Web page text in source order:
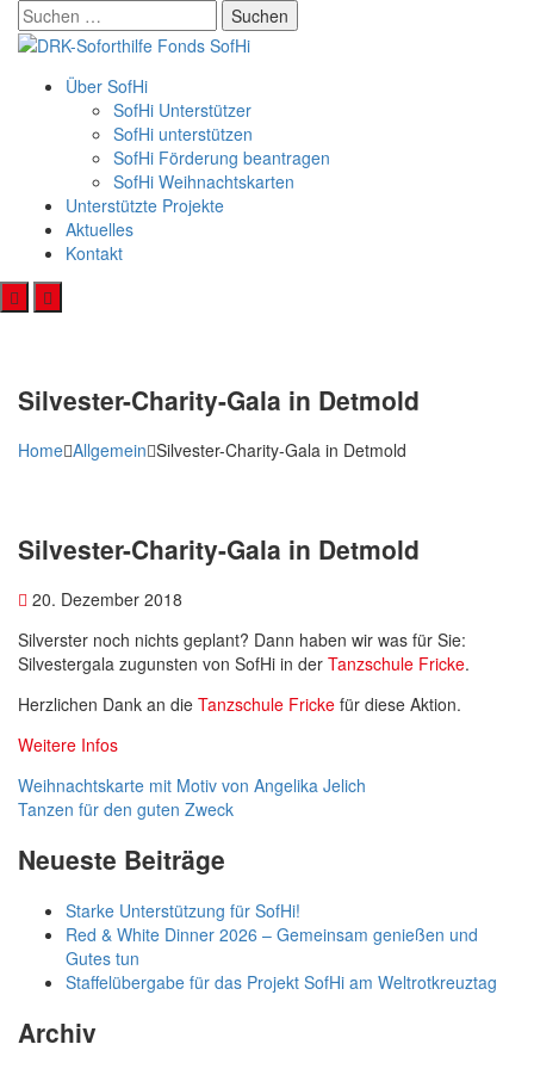
Skip
content
Suchen
nach:
Über SofHi
SofHi Unterstützer
SofHi unterstützen
SofHi Förderung beantragen
SofHi Weihnachtskarten
Unterstützte Projekte
Aktuelles
Kontakt
Silvester-Charity-Gala in Detmold
Home Allgemein Silvester-Charity-Gala in Detmold
Silvester-Charity-Gala in Detmold
20. Dezember 2018
Silverster noch nichts geplant? Dann haben wir was für Sie:
Silvestergala zugunsten von SofHi in der Tanzschule Fricke.
Herzlichen Dank an die Tanzschule Fricke für diese Aktion.
Weitere Infos
Beitragsnavigation
Weihnachtskarte mit Motiv von Angelika Jelich
Tanzen für den guten Zweck
Neueste Beiträge
Starke Unterstützung für SofHi!
Red & White Dinner 2026 – Gemeinsam genießen und
Gutes tun
Staffelübergabe für das Projekt SofHi am Weltrotkreuztag
Archiv